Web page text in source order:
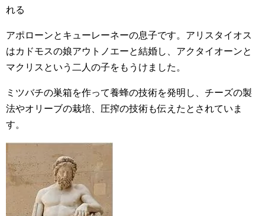
れる
アポローンとキューレーネーの息子です。アリスタイオス
はカドモスの娘アウトノエーと結婚し、アクタイオーンと
マクリスという二人の子をもうけました。
ミツバチの巣箱を作って養蜂の技術を発明し、チーズの製
法やオリーブの栽培、圧搾の技術も伝えたとされていま
す。